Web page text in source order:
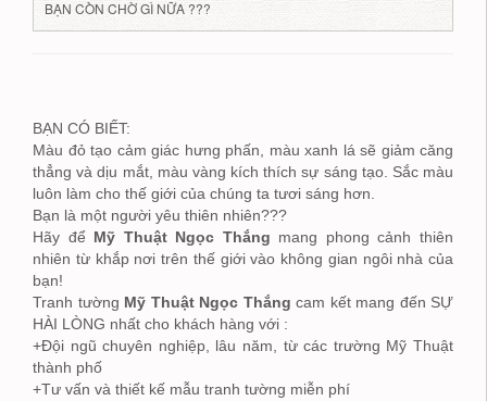
BẠN CÒN CHỜ GÌ NỮA ???
BẠN CÓ BIẾT:
Màu đỏ tạo cảm giác hưng phấn, màu xanh lá sẽ giảm căng
thẳng và dịu mắt, màu vàng kích thích sự sáng tạo. Sắc màu
luôn làm cho thế giới của chúng ta tươi sáng hơn.
Bạn là một người yêu thiên nhiên???
Hãy để Mỹ Thuật Ngọc Thắng mang phong cảnh thiên
nhiên từ khắp nơi trên thế giới vào không gian ngôi nhà của
bạn!
Tranh tường Mỹ Thuật Ngọc Thắng cam kết mang đến SỰ
HÀI LÒNG nhất cho khách hàng với :
+Đội ngũ chuyên nghiệp, lâu năm, từ các trường Mỹ Thuật
thành phố
+Tư vấn và thiết kế mẫu tranh tường miễn phí